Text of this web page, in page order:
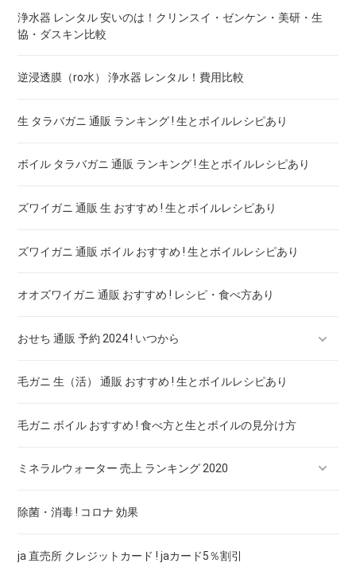
賞味期限間近の野菜ジュース ネット販売 ! 激安通販サイト
共働きミールキットの離乳食 ! どこが安全
一人暮らし 味噌汁！インスタントは要注意
浄水器 レンタル 安いのは！クリンスイ・ゼンケン・美研・生
協・ダスキン比較
逆浸透膜（ro水） 浄水器 レンタル！費用比較
生 タラバガニ 通販 ランキング ! 生とボイルレシピあり
ボイル タラバガニ 通販 ランキング ! 生とボイルレシピあり
ズワイガニ 通販 生 おすすめ ! 生とボイルレシピあり
ズワイガニ 通販 ボイル おすすめ ! 生とボイルレシピあり
オオズワイガニ 通販 おすすめ ! レシピ・食べ方あり
おせち 通販 予約 2024 ! いつから
おせち 二人用 予約 ! おすすめ安全おせち料理は
おせち 通販 一人前 ! おすすめ安全おせち料理は
毛ガニ 生（活） 通販 おすすめ ! 生とボイルレシピあり
毛ガニ ボイル おすすめ ! 食べ方と生とボイルの見分け方
ミネラルウォーター 売上 ランキング 2020
クリスタルガイザー 500ml 48本 最安値 ! シャスタ産 価格比較
伊賀の天然水 強炭酸水 500ml ×24本 最安値 ! 7社の価格比較
除菌・消毒 ! コロナ 効果
ja 直売所 クレジットカード ! jaカード5％割引